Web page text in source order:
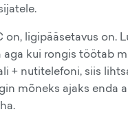
on, ligipääsetavus on.
aga kui rongis töötab
+ nutitelefoni, siis
mõneks ajaks enda